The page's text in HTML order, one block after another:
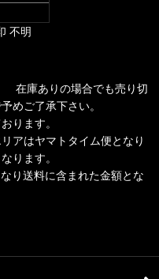
不明
在庫ありの場合でも売り切
めご了承下さい。
ります。
アはヤマトタイム便となり
ります。
り送料に含まれた金額とな